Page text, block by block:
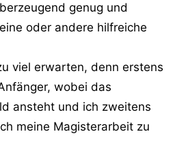
genug und
oder andere hilfreiche
viel erwarten, denn erstens
wobei das
ansteht und ich zweitens
meine Magisterarbeit zu